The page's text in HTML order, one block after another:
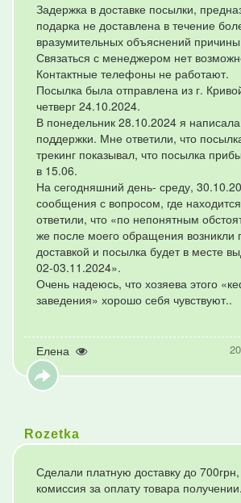
Задержка в доставке посылки,
подарка не доставлена в течение
вразумительных объяснений
Связаться с менеджером нет
Контактные телефоны не работают.
Посылка была отправлена из г.
четверг 24.10.2024.
В понедельник 28.10.2024 я
поддержки. Мне ответили, что
трекинг показывал, что посылка
в 15.06.
На сегодняшний день- среду,
сообщения с вопросом, где
ответили, что «по непонятным
же после моего обращения возникли
доставкой и посылка будет в месте
02-03.11.2024».
Очень надеюсь, что хозяева этого
заведения» хорошо себя чувствуют..
Елена
Rozetka
Сделали платную доставку до
комиссия за оплату товара